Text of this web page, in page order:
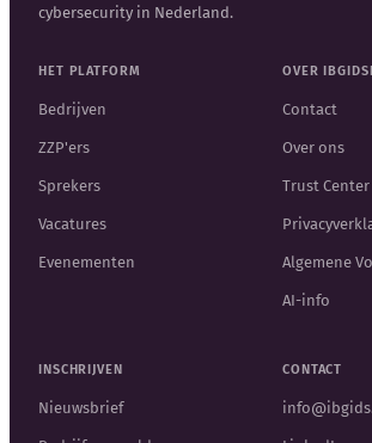
cybersecurity in Nederland.
HET PLATFORM
Bedrijven
ZZP'ers
Sprekers
Vacatures
Evenementen
OVER
Contact
Over ons
Trust Center
Algemene
AI-info
INSCHRIJVEN
Nieuwsbrief
CONTACT